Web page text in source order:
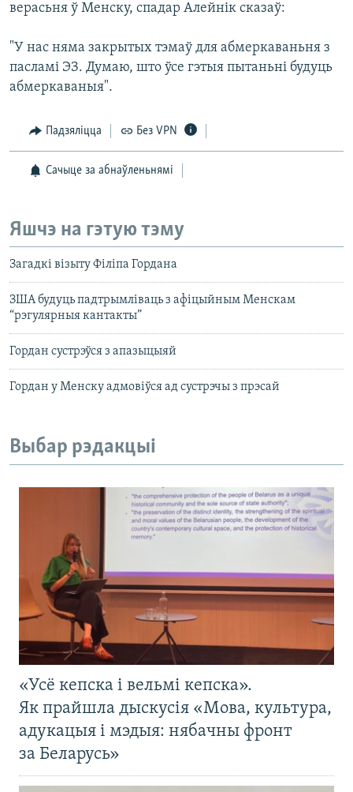
верасьня ў Менску, спадар Алейнік сказаў:
"У нас няма закрытых тэмаў для абмеркаваньня з
пасламі ЭЗ. Думаю, што ўсе гэтыя пытаньні будуць
абмеркаваныя".
Падзяліцца Без VPN
Сачыце за абнаўленьнямі
Яшчэ на гэтую тэму
Загадкі візыту Філіпа Гордана
ЗША будуць падтрымліваць з афіцыйным Менскам
“рэгулярныя кантакты”
Гордан сустрэўся з апазыцыяй
Гордан у Менску адмовіўся ад сустрэчы з прэсай
Выбар рэдакцыі
«Усё кепска і вельмі кепска».
Як прайшла дыскусія «Мова, культура,
адукацыя і мэдыя: нябачны фронт
за Беларусь»